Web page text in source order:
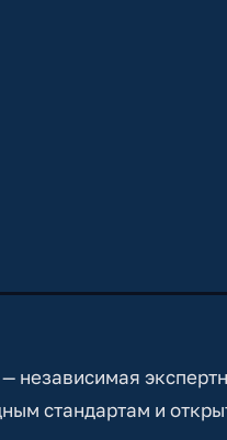
независимая
стандартам и